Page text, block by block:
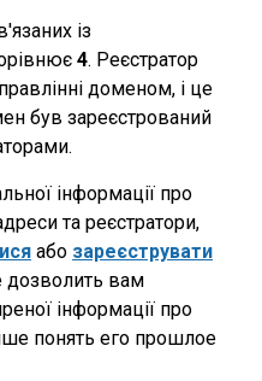
із
4. Реєстратор
доменом, і це
був зареєстрований
інформації про
та реєстратори,
або зареєструвати
дозволить вам
інформації про
понять его прошлое